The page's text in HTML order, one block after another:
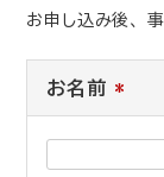
お申し込み後、
お名前 *